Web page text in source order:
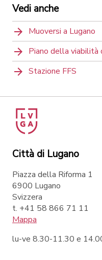
Vedi anche
Muoversi a Lugano
Piano della
Stazione FFS
Città di Lugano
Piazza della Riforma 1
6900 Lugano
Svizzera
t. +41 58 866 71 11
Mappa
lu-ve 8.30-11.30 e